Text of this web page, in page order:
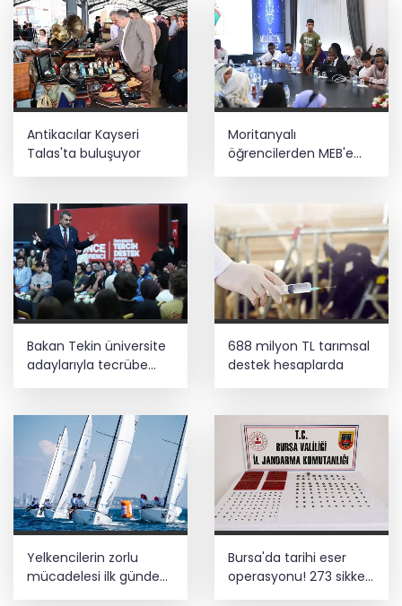
Antikacılar Kayseri
Talas'ta buluşuyor
Moritanyalı
öğrencilerden MEB'e
Bakan Tekin üniversite
adaylarıyla tecrübe
paylaştı
688 milyon TL tarımsal
destek hesaplarda
Yelkencilerin zorlu
mücadelesi ilk günde
nefes kesti
Bursa'da tarihi eser
operasyonu! 273 sikke
ve 18 obje ele geçirildi